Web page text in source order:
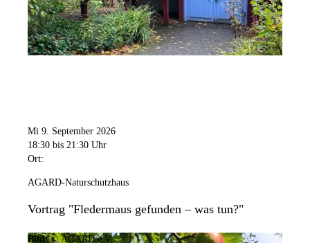
Mi 9. September 2026
18:30 bis 21:30 Uhr
Ort:
AGARD-Naturschutzhaus
Vortrag "Fledermaus gefunden – was tun?"
Bild: © AGARD e.V.